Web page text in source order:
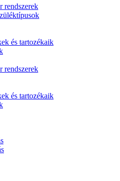
rendszerek
és tartozékaik
rendszerek
és tartozékaik